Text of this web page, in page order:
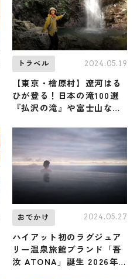
トラベル 2024.05.19
【東京・檜原村】遼河はる
ひが登る！日本の滝100選
『払沢の滝』や富士山など
じられる浅間嶺（登山で頂
きメシ！コラボ企画）
おでかけ 2024.05.27
ハイアット初のラグジュア
リー温泉旅館ブランド「吾
汝 ATONA」誕生 2026年